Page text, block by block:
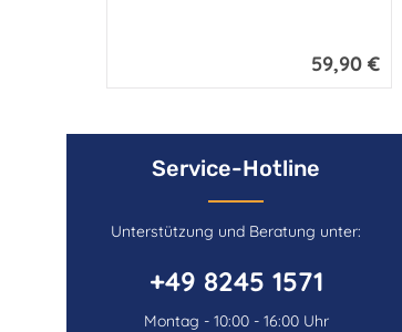
Regulärer Preis:
59,90 €
Service-Hotline
Unterstützung und Beratung unter:
+49 8245 1571
Montag - 10:00 - 16:00 Uhr